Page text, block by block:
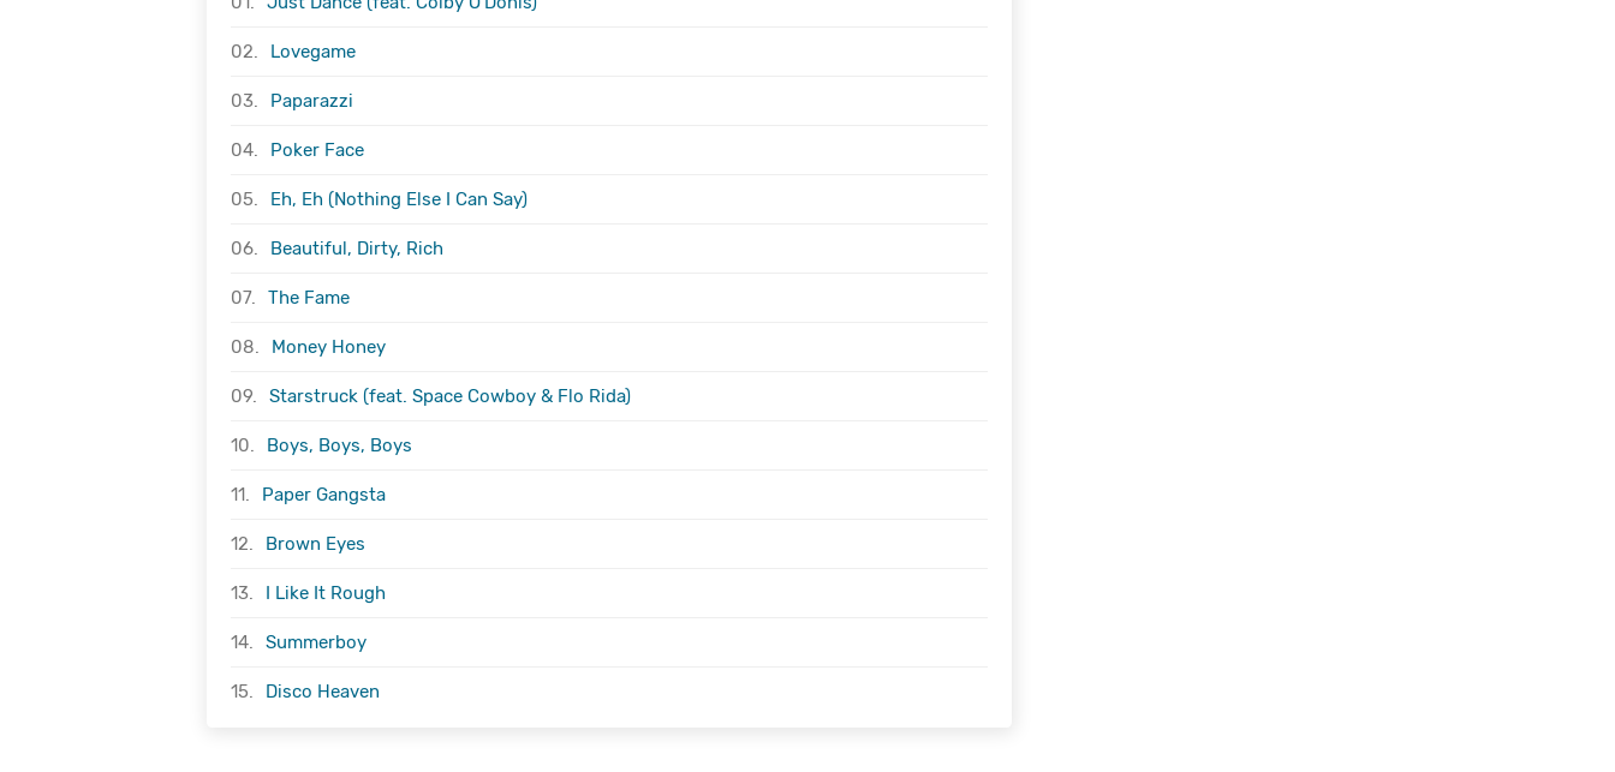
02. Lovegame
03. Paparazzi
04. Poker Face
05. Eh, Eh (Nothing Else I Can Say)
06. Beautiful, Dirty, Rich
07. The Fame
08. Money Honey
09. Starstruck (feat. Space Cowboy & Flo Rida)
10. Boys, Boys, Boys
11. Paper Gangsta
12. Brown Eyes
13. I Like It Rough
14. Summerboy
15. Disco Heaven